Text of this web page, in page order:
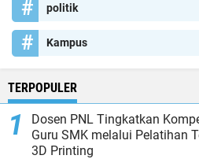
politik
Kampus
TERPOPULER
Dosen PNL Tingkatkan
Guru SMK melalui Pelatihan
3D Printing